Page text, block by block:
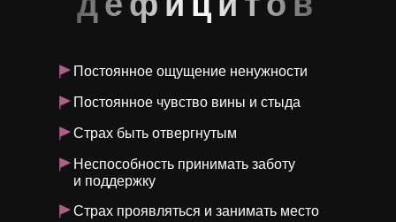
Постоянное ощущение ненужности
Постоянное чувство вины и стыда
Страх быть отвергнутым
Неспособность принимать заботу
и поддержку
Страх проявляться и занимать место